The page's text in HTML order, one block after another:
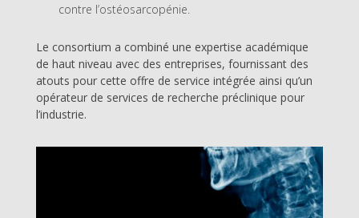
contre l’ostéosarcopénie.
Le consortium a combiné une expertise académique
de haut niveau avec des entreprises, fournissant des
atouts pour cette offre de service intégrée ainsi qu’un
opérateur de services de recherche préclinique pour
l’industrie.